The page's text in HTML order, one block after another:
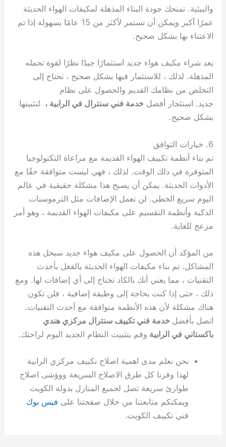
والبيئية. تمنحك جودة البناء المذهلة لمكيفات الهواء الحديثة
عمرًا أكبر ويمكن أن تستمر لأكثر من 15 عامًا بسهولة إذا تم
الاعتناء بها بشكل صحيح.
يعد شراء مكيف هواء جديد استثمارًا جيدًا نظرًا لقوة تحمله
المذهلة. لذلك ، للاستثمار فيها بشكل صحيح ، تحتاج إلى
التخلص من نظامك القديم والحصول على نظام
جديد. استئجار أفضلخدمة فني سنترال في الرابية ، لتثبيتها
بشكل صحيح.
6. خيارات التوافق
تم بناء أنظمة تكييف الهواء القديمة مع مراعاة التكنولوجيا
المتوفرة في ذلك الوقت. لذلك ، فهي ليست متوافقة حقًا مع
الأدوات الحديثة. يمكن أن يصبح هذا مشكلة حقيقية في عالم
اليوم سريع الخطى. لن تعمل الإضافات مثل الترموستات
الذكية وأنظمة التقسيم على مكيفات الهواء القديمة ، وهو أمر
مزعج للغاية.
من المؤكد أن الحصول على مكيف هواء جديد سيحل هذه
المشاكل. تم بناء مكيفات الهواء الحديثة بالفعل بأحدث
التقنيات ، مما يعني أنك بالكاد تحتاج إلى أي إضافات لها. ومع
ذلك ، حتى إذا كنت بحاجة إلى وظيفة إضافية ، فلن تكون
هناك مشكلة لأن هذه الأنظمة متوافقة مع أحدث التقنيات.
اتصل بأفضل خدمة فني تكييف سنترال مركزي هندي
باكستاني في الرابية وقم بتثبيت النظام الجديد اليوم لراحتك.
نحن نعلم مدى اهمية اصلاح تكييف مركزي الرابية
لهذا وفرنا كل طرق الاصلاح السريعة ووؤشى اصلاح
طوارئ سريعة تصل لجميع المنازل بدولة الكويت
ويمكنكم متابعتنا من خلال صفحتنا على فيس بوك
فني تكييف الكويت.